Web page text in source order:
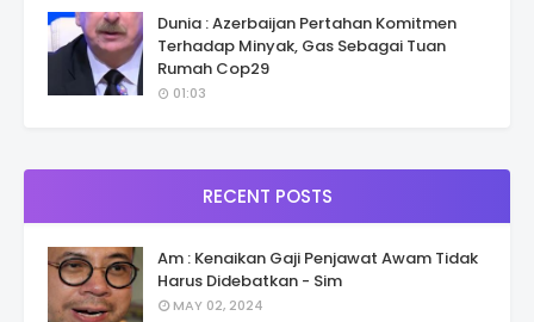
Dunia : Azerbaijan Pertahan Komitmen
Terhadap Minyak, Gas Sebagai Tuan
Rumah Cop29
01:03
RECENT POSTS
Am : Kenaikan Gaji Penjawat Awam Tidak
Harus Didebatkan - Sim
MAY 02, 2024